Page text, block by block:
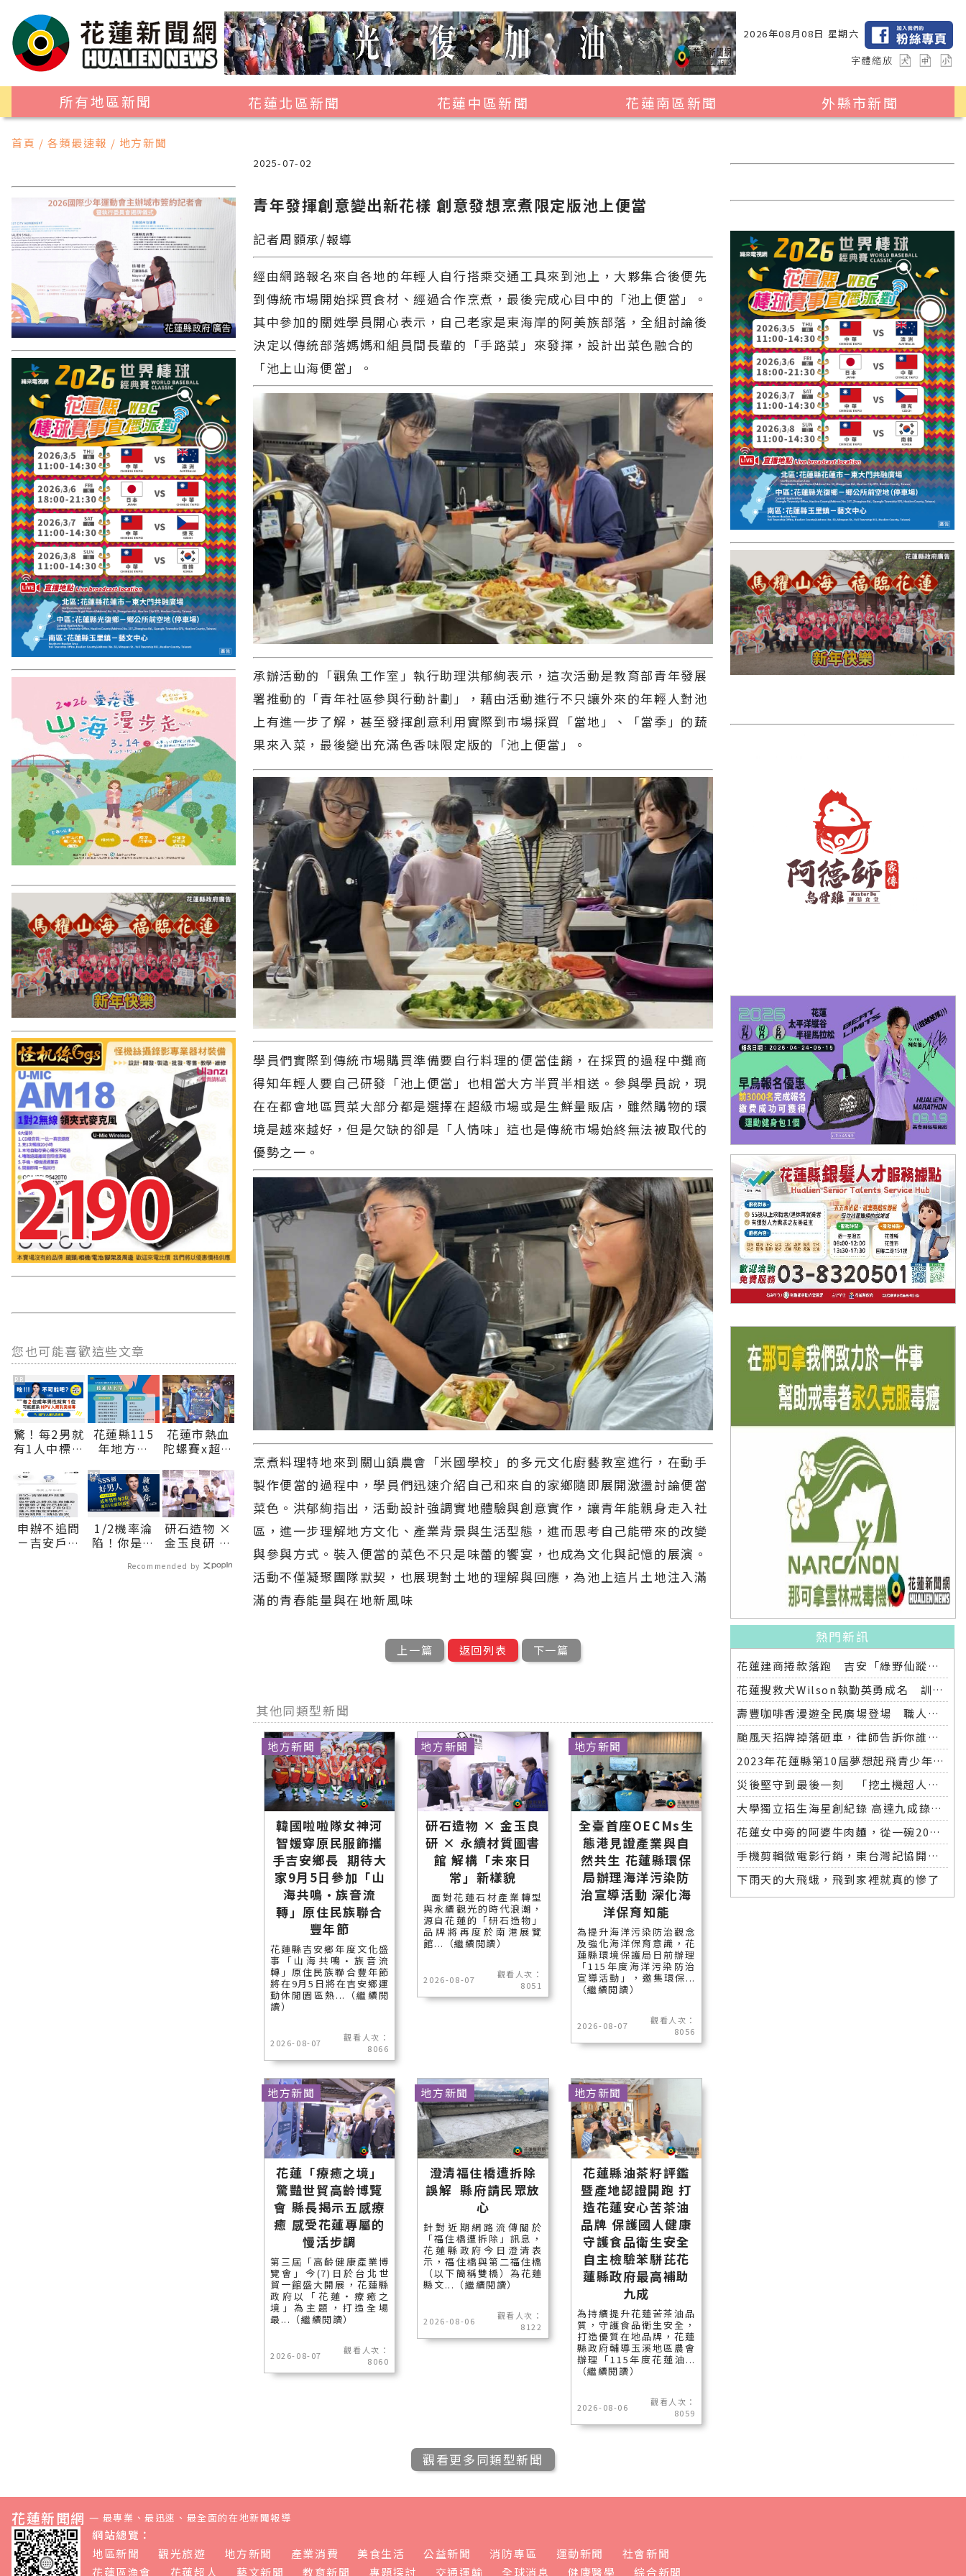
2026年08月08日 星期六
字體縮放
所有地區新聞
花蓮北區新聞
吉安鄉
秀林鄉
花蓮中區新聞
光復鄉
花蓮南區新聞
外縣市新聞
2024暑期夏令營專區
台中市
彰化縣
高雄市
國外報導
台東縣
關山鎮
苗栗縣
其他地區
新竹市
和平鄉
台南市
澎湖縣
香港
台東市
雲林縣
長濱鄉
彰化縣
首頁 / 各類最速報 / 地方新聞
您也可能喜歡這些文章
驚！每2男就
有1人中標？
PR
花蓮縣115
年地方型
爐 15家業者
獲補助展現
在地創新量
能∣花蓮新
聞網官方網
站各類新聞
－最快速的
花蓮市熱血
陀螺賽x超嗨
8/22、23接
力登場∣花
蓮新聞網官
方網站各類
新聞－最快
速的今日新
聞報導 最新
申辦不追問
－吉安戶政
1/2機率淪
陷！你是好
男？關鍵在
PR
研石造物 ×
金玉良研 ×
書館 解構
Recommended by
2025-07-02
青年發揮創意變出新花樣 創意發想烹煮限定版池上便當
記者周顥承/報導
經由網路報名來自各地的年輕人自行搭乘交通工具來到池上，大夥集合後便先
到傳統市場開始採買食材、經過合作烹煮，最後完成心目中的「池上便當」。
其中參加的關姓學員開心表示，自己老家是東海岸的阿美族部落，全組討論後
決定以傳統部落媽媽和組員間長輩的「手路菜」來發揮，設計出菜色融合的
「池上山海便當」。
承辦活動的「觀魚工作室」執行助理洪郁絢表示，這次活動是教育部青年發展
署推動的「青年社區參與行動計劃」，藉由活動進行不只讓外來的年輕人對池
上有進一步了解，甚至發揮創意利用實際到市場採買「當地」、「當季」的蔬
果來入菜，最後變出充滿色香味限定版的「池上便當」。
學員們實際到傳統市場購買準備要自行料理的便當佳餚，在採買的過程中攤商
得知年輕人要自己研發「池上便當」也相當大方半買半相送。參與學員說，現
在在都會地區買菜大部分都是選擇在超級市場或是生鮮量販店，雖然購物的環
境是越來越好，但是欠缺的卻是「人情味」這也是傳統市場始終無法被取代的
優勢之一。
烹煮料理特地來到關山鎮農會「米國學校」的多元文化廚藝教室進行，在動手
製作便當的過程中，學員們迅速介紹自己和來自的家鄉隨即展開激盪討論便當
菜色。洪郁絢指出，活動設計強調實地體驗與創意實作，讓青年能親身走入社
區，進一步理解地方文化、產業背景與生活型態，進而思考自己能帶來的改變
與參與方式。裝入便當的菜色不只是味蕾的饗宴，也成為文化與記憶的展演。
活動不僅凝聚團隊默契，也展現對土地的理解與回應，為池上這片土地注入滿
滿的青春能量與在地新風味
上一篇 返回列表 下一篇
其他同類型新聞
韓國啦啦隊女神河
智媛穿原民服飾攜
手吉安鄉長 期待大
家9月5日參加「山
海共鳴•族音流
轉」原住民族聯合
豐年節
花蓮縣吉安鄉年度文化盛
事「山海共鳴•族音流
轉」原住民族聯合豐年節
將在9月5日將在吉安鄉運
動休閒園區熱...（繼續閱
讀）
2026-08-07
觀看人次：
8066
地方新聞
研石造物 × 金玉良
研 × 永續材質圖書
館 解構「未來日
常」新樣貌
面對花蓮石材產業轉型
與永續觀光的時代浪潮，
源自花蓮的「研石造物」
品牌將再度於南港展覽
館...（繼續閱讀）
2026-08-07
觀看人次：
8051
地方新聞
全臺首座OECMs生
態港見證產業與自
然共生 花蓮縣環保
局辦理海洋污染防
治宣導活動 深化海
洋保育知能
為提升海洋污染防治觀念
及強化海洋保育意識，花
蓮縣環境保護局日前辦理
「115年度海洋污染防治
宣導活動」，邀集環保...
（繼續閱讀）
2026-08-07
觀看人次：
8056
地方新聞
花蓮「療癒之境」
驚豔世貿高齡博覽
會 縣長揭示五感療
癒 感受花蓮專屬的
慢活步調
第三屆「高齡健康產業博
覽會」今(7)日於台北世
貿一館盛大開展，花蓮縣
政府以「花蓮‧療癒之
境」為主題，打造全場
最...（繼續閱讀）
2026-08-07
觀看人次：
8060
地方新聞
澄清福住橋遭拆除
誤解 縣府請民眾放
心
針對近期網路流傳關於
「福住橋遭拆除」訊息，
花蓮縣政府今日澄清表
示，福住橋與第二福住橋
（以下簡稱雙橋）為花蓮
縣文...（繼續閱讀）
2026-08-06
觀看人次：
8122
地方新聞
花蓮縣油茶籽評鑑
暨產地認證開跑 打
造花蓮安心苦茶油
品牌 保護國人健康
守護食品衛生安全
自主檢驗苯駢芘花
蓮縣政府最高補助
九成
為持續提升花蓮苦茶油品
質，守護食品衛生安全，
打造優質在地品牌，花蓮
縣政府輔導玉溪地區農會
辦理「115年度花蓮油...
（繼續閱讀）
2026-08-06
觀看人次：
8059
地方新聞
觀看更多同類型新聞
熱門新訊
花蓮建商捲款落跑 吉安「綠野仙蹤」整棟2.6億將法拍
花蓮搜救犬Wilson執勤英勇成名 訓練意外墜落離世 消防局將為其立碑追思
壽豐咖啡香漫遊全民廣場登場 職人市集手作體驗品味慢活氛圍
颱風天招牌掉落砸車，律師告訴你誰該賠償
2023年花蓮縣第10屆夢想起飛青少年發明展 自強國中拿下第一名與第二名
災後堅守到最後一刻 「挖土機超人」因感染離世
大學獨立招生海星創紀錄 高達九成錄取國立大學 東華大學錄取21人 歷年最多
花蓮女中旁的阿婆牛肉麵，從一碗20元的牛肉湯開始到40年不變的人情味
手機剪輯微電影行銷，東台灣記協開班授課獲好評
下雨天的大飛蛾，飛到家裡就真的慘了
花蓮新聞網 — 最專業、最迅速、最全面的在地新聞報導
網站總覽：
地區新聞
觀光旅遊 地方新聞 產業消費 美食生活 公益新聞 消防專區 運動新聞
社會新聞
花蓮區漁會
花蓮超人 藝文新聞 教育新聞 專題探討 交通運輸 全球消息 健康醫學 綜合新聞